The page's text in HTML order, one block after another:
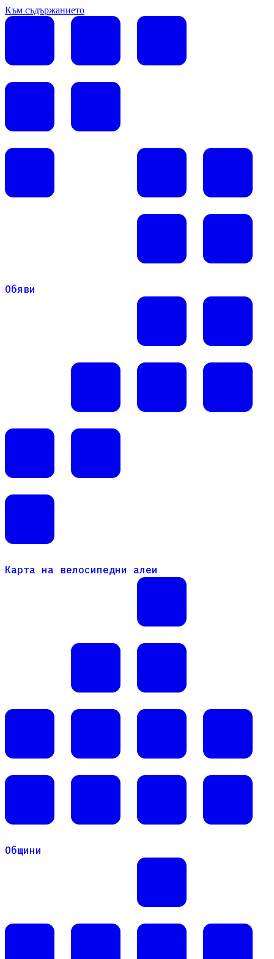
Към съдържанието
Обяви
Карта на велосипедни алеи
Карта на велосипедни алеи
Общини